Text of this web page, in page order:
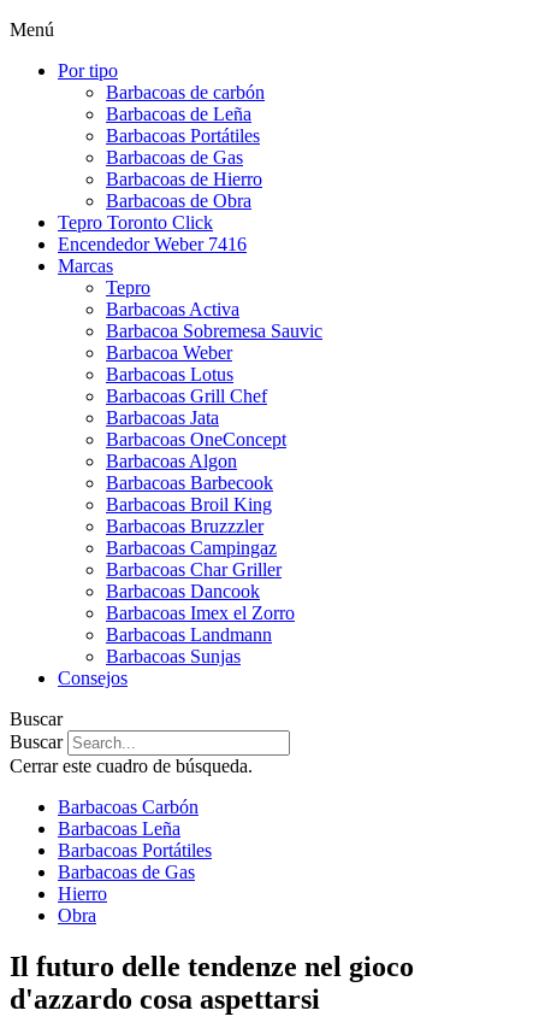
Menú
Por tipo
Barbacoas de carbón
Barbacoas de Leña
Barbacoas Portátiles
Barbacoas de Gas
Barbacoas de Hierro
Barbacoas de Obra
Tepro Toronto Click
Encendedor Weber 7416
Marcas
Tepro
Barbacoas Activa
Barbacoa Sobremesa Sauvic
Barbacoa Weber
Barbacoas Lotus
Barbacoas Grill Chef
Barbacoas Jata
Barbacoas OneConcept
Barbacoas Algon
Barbacoas Barbecook
Barbacoas Broil King
Barbacoas Bruzzzler
Barbacoas Campingaz
Barbacoas Char Griller
Barbacoas Dancook
Barbacoas Imex el Zorro
Barbacoas Landmann
Barbacoas Sunjas
Consejos
Buscar
Buscar
Cerrar este cuadro de búsqueda.
Barbacoas Carbón
Barbacoas Leña
Barbacoas Portátiles
Barbacoas de Gas
Hierro
Obra
Il futuro delle tendenze nel gioco
d'azzardo cosa aspettarsi